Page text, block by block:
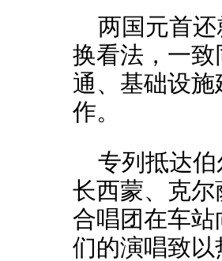
两国元首还
换看法，一
通、基础设
作。
专列抵达
长西蒙、克
合唱团在车
们的演唱致